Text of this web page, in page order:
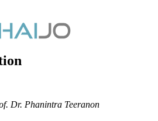
Dr. Phanintra Teeranon